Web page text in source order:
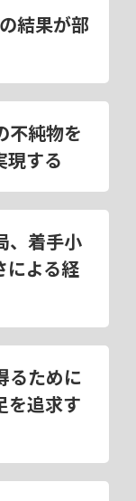
結果が部
純物を
現する
、着手小
による経
ために
を追求す